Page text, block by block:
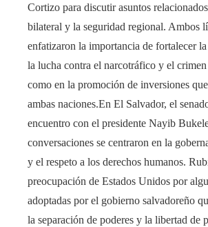
Cortizo para discutir asuntos
bilateral y la seguridad regional. Ambos
enfatizaron la importancia de fortalecer
la lucha contra el narcotráfico y el
como en la promoción de inversiones
ambas naciones.En El Salvador, el
encuentro con el presidente Nayib
conversaciones se centraron en la
y el respeto a los derechos humanos.
preocupación de Estados Unidos por
adoptadas por el gobierno salvadoreño
la separación de poderes y la libertad de